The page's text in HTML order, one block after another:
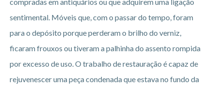
sentimental. Móveis que, com o passar do tempo, foram
para o depósito porque perderam o brilho do verniz,
ficaram frouxos ou tiveram a palhinha do assento rompida
por excesso de uso. O trabalho de restauração é capaz de
rejuvenescer uma peça condenada que estava no fundo da